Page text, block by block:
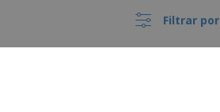
Filtrar por